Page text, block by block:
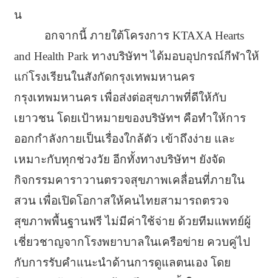
น
อกจากนี้ ภายใต้โครงการ KTAXA Hearts
and Health Park ทางบริษัทฯ ได้มอบอุปกรณ์กีฬาให้
แก่โรงเรียนในสังกัดกรุงเทพมหานคร
กรุงเทพมหานคร เพื่อส่งต่อสุขภาพที่ดีให้กับ
เยาวชน โดยเป้าหมายของบริษัทฯ คือทำให้การ
ออกกำลังกายเป็นเรื่องใกล้ตัว เข้าถึงง่าย และ
เหมาะกับทุกช่วงวัย อีกทั้งทางบริษัทฯ ยังจัด
กิจกรรมคาราวานตรวจสุขภาพเคลื่อนที่ภายใน
สวน เพื่อเปิดโอกาสให้คนไทยสามารถตรวจ
สุขภาพพื้นฐานฟรี ไม่มีค่าใช้จ่าย ด้วยทีมแพทย์ผู้
เชี่ยวชาญจากโรงพยาบาลในเครือข่าย ควบคู่ไป
กับการรับคำแนะนำด้านการดูแลตนเอง โดย